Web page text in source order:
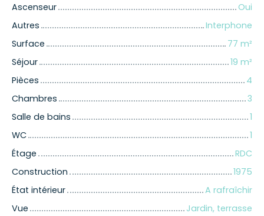
Ascenseur
Oui
Autres
Interphone
Surface
77 m²
Séjour
19 m²
Pièces
4
Chambres
3
Salle de bains
1
WC
1
Étage
RDC
Construction
1975
État intérieur
A rafraîchir
Vue
Jardin, terrasse